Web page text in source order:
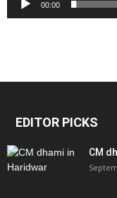
00:00
EDITOR PICKS
CM